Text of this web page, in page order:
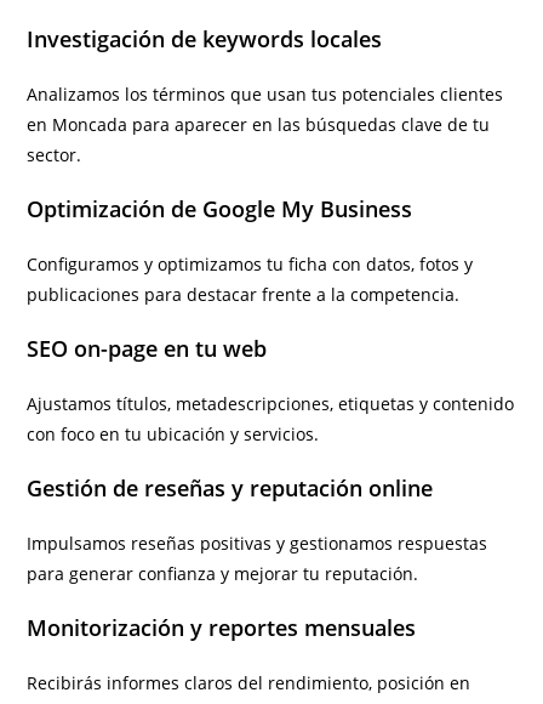
Investigación de keywords locales
Analizamos los términos que usan tus potenciales clientes
en Moncada para aparecer en las búsquedas clave de tu
sector.
Optimización de Google My Business
Configuramos y optimizamos tu ficha con datos, fotos y
publicaciones para destacar frente a la competencia.
SEO on-page en tu web
Ajustamos títulos, metadescripciones, etiquetas y contenido
con foco en tu ubicación y servicios.
Gestión de reseñas y reputación online
Impulsamos reseñas positivas y gestionamos respuestas
para generar confianza y mejorar tu reputación.
Monitorización y reportes mensuales
Recibirás informes claros del rendimiento, posición en